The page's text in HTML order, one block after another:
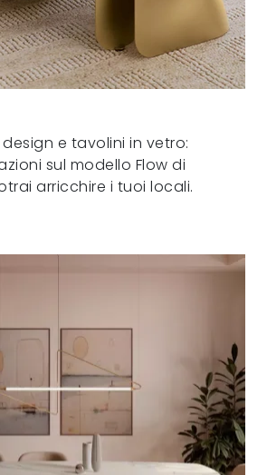
e tavolini in vetro:
sul modello Flow di
arricchire i tuoi locali.